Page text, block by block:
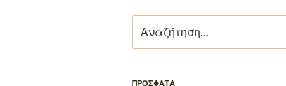
για:
ΠΡΟΣΦΑΤΑ